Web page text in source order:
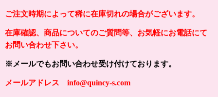
ご注文時期によって稀に在庫切れの場合がございます。
在庫確認、商品についてのご質問等、お気軽にお電話にて
お問い合わせ下さい。
※メールでもお問い合わせ受け付けております。
メールアドレス info@quincy-s.com